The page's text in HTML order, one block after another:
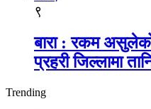
९
बारा : रकम
प्रहरी जिल्लामा
Trending